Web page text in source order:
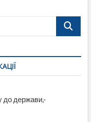
Поиск…
до держави,-